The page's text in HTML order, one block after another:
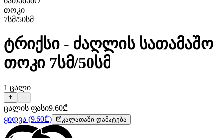
ტრიქსი - ძაღლის სათამაშო
თოკი 7სმ/50სმ
1 ცალი
ცალის ფასი9.60₾
ყიდვა (9.60₾) კალათაში დამატება